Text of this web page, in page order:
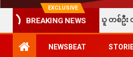
EXCLUSIVE
BREAKING NEWS
ခံထားရတဲ့ပြည်သူ တစ်ဦး လက်နက်တွေပါယူ
NEWSBEAT